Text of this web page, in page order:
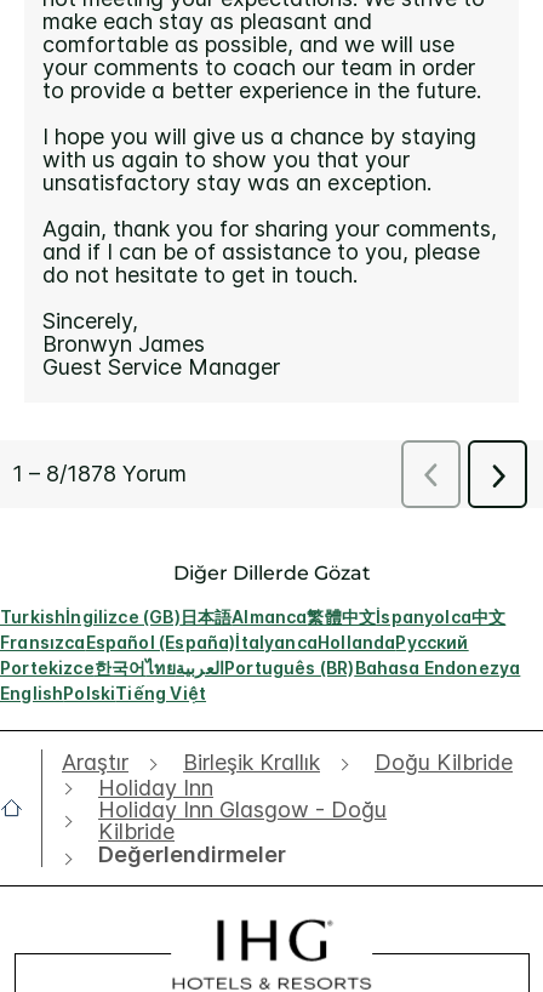
Diğer Dillerde Gözat
Turkishİngilizce (GB)日本語Almanca繁體中文İspanyolca中文
FransızcaEspañol (España)İtalyancaHollandaРусский
Portekizce한국어ไทยالعربيةPortuguês (BR)Bahasa Endonezya
EnglishPolskiTiếng Việt
Araştır Birleşik Krallık
Doğu Kilbride
Holiday Inn
Holiday Inn Glasgow - Doğu
Kilbride
Değerlendirmeler